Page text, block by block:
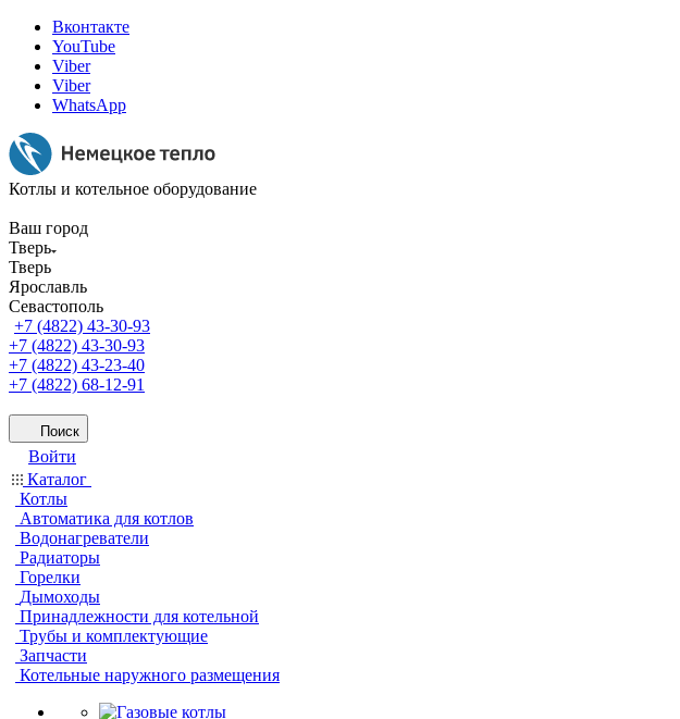
Вконтакте
YouTube
Viber
Viber
WhatsApp
Котлы и котельное оборудование
Ваш город
Тверь
Тверь
Ярославль
Севастополь
+7 (4822) 43-30-93
+7 (4822) 43-30-93
+7 (4822) 43-23-40
+7 (4822) 68-12-91
Поиск
Войти
Каталог
Котлы
Автоматика для котлов
Водонагреватели
Радиаторы
Горелки
Дымоходы
Принадлежности для котельной
Трубы и комплектующие
Запчасти
Котельные наружного размещения